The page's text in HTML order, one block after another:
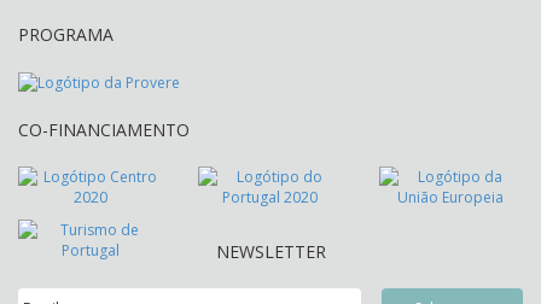
PROGRAMA
CO-FINANCIAMENTO
NEWSLETTER